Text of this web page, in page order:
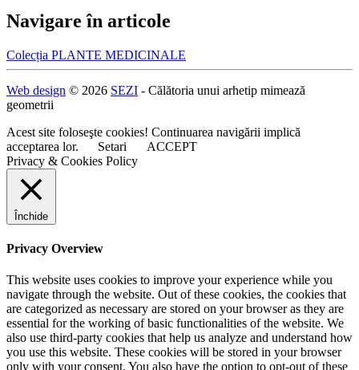
Navigare în articole
Colecția PLANTE MEDICINALE
Web design © 2026 SEZI - Călătoria unui arhetip mimează
geometrii
Acest site foloseşte cookies! Continuarea navigării implică
acceptarea lor.
Setari
ACCEPT
Privacy & Cookies Policy
Închide
Privacy Overview
This website uses cookies to improve your experience while you
navigate through the website. Out of these cookies, the cookies that
are categorized as necessary are stored on your browser as they are
essential for the working of basic functionalities of the website. We
also use third-party cookies that help us analyze and understand how
you use this website. These cookies will be stored in your browser
only with your consent. You also have the option to opt-out of these